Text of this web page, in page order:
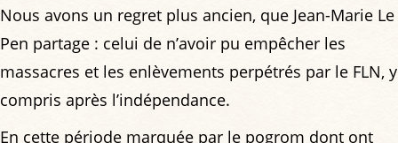
Nous avons un regret plus ancien, que Jean-Marie Le
Pen partage : celui de n’avoir pu empêcher les
massacres et les enlèvements perpétrés par le FLN, y
compris après l’indépendance.
En cette période marquée par le pogrom dont ont